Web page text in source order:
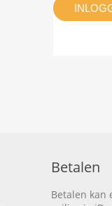
Betalen
Betalen kan